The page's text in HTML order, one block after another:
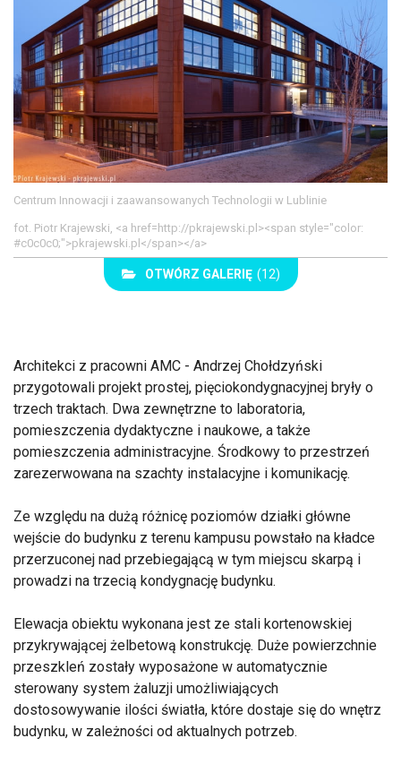
Centrum Innowacji i zaawansowanych Technologii w Lublinie
fot. Piotr Krajewski, <a href=http://pkrajewski.pl><span style="color:
#c0c0c0;">pkrajewski.pl</span></a>
OTWÓRZ GALERIĘ (12)
Architekci z pracowni AMC - Andrzej Chołdzyński
przygotowali projekt prostej, pięciokondygnacyjnej bryły o
trzech traktach. Dwa zewnętrzne to laboratoria,
pomieszczenia dydaktyczne i naukowe, a także
pomieszczenia administracyjne. Środkowy to przestrzeń
zarezerwowana na szachty instalacyjne i komunikację.
Ze względu na dużą różnicę poziomów działki główne
wejście do budynku z terenu kampusu powstało na kładce
przerzuconej nad przebiegającą w tym miejscu skarpą i
prowadzi na trzecią kondygnację budynku.
Elewacja obiektu wykonana jest ze stali kortenowskiej
przykrywającej żelbetową konstrukcję. Duże powierzchnie
przeszkleń zostały wyposażone w automatycznie
sterowany system żaluzji umożliwiających
dostosowywanie ilości światła, które dostaje się do wnętrz
budynku, w zależności od aktualnych potrzeb.